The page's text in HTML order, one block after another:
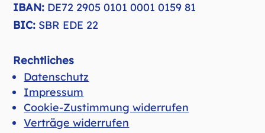
IBAN: DE72 2905 0101 0001 0159 81
BIC: SBR EDE 22
Rechtliches
Datenschutz
Impressum
Cookie-Zustimmung widerrufen
Verträge widerrufen